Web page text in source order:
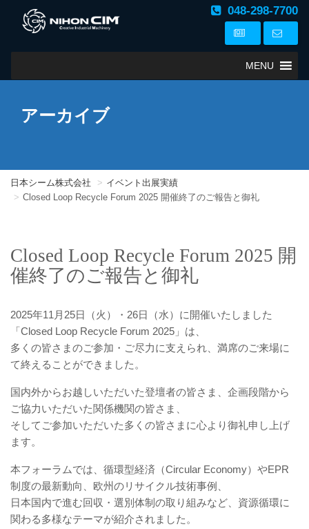
048-298-7700
MENU
アーカイブ
日本シーム株式会社
イベント出展実績
Closed Loop Recycle Forum 2025 開催終了のご報告と御礼
Closed Loop Recycle Forum 2025 開
催終了のご報告と御礼
2025年11月25日（火）・26日（水）に開催いたしました
「Closed Loop Recycle Forum 2025」は、
多くの皆さまのご参加・ご尽力に支えられ、満席のご来場に
て終えることができました。
国内外からお越しいただいた登壇者の皆さま、企画段階から
ご協力いただいた関係機関の皆さま、
そしてご参加いただいた多くの皆さまに心より御礼申し上げ
ます。
本フォーラムでは、循環型経済（Circular Economy）やEPR
制度の最新動向、欧州のリサイクル技術事例、
日本国内で進む回収・選別体制の取り組みなど、資源循環に
関わる多様なテーマが紹介されました。